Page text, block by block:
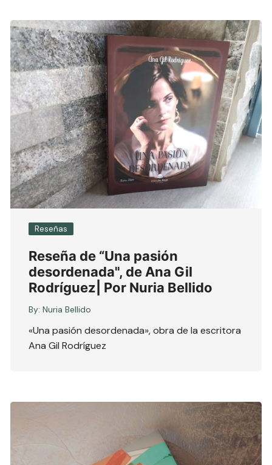
Reseñas
Reseña de “Una pasión
desordenada", de Ana Gil
Rodríguez| Por Nuria Bellido
By: Nuria Bellido
«Una pasión desordenada», obra de la escritora
Ana Gil Rodríguez